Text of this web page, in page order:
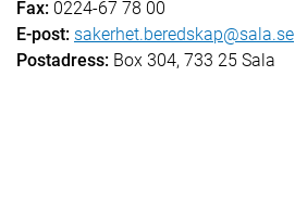
Fax: 0224-67 78 00
E-post: sakerhet.beredskap@sala.se
Postadress: Box 304, 733 25 Sala